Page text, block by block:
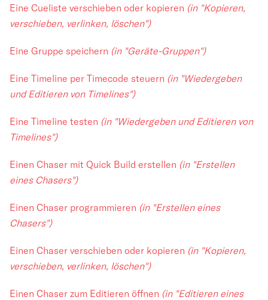
Eine Cueliste verschieben oder kopieren (in "Kopieren,
verschieben, verlinken, löschen")
Eine Gruppe speichern (in "Geräte-Gruppen")
Eine Timeline per Timecode steuern (in "Wiedergeben
und Editieren von Timelines")
Eine Timeline testen (in "Wiedergeben und Editieren von
Timelines")
Einen Chaser mit Quick Build erstellen (in "Erstellen
eines Chasers")
Einen Chaser programmieren (in "Erstellen eines
Chasers")
Einen Chaser verschieben oder kopieren (in "Kopieren,
verschieben, verlinken, löschen")
Einen Chaser zum Editieren öffnen (in "Editieren eines